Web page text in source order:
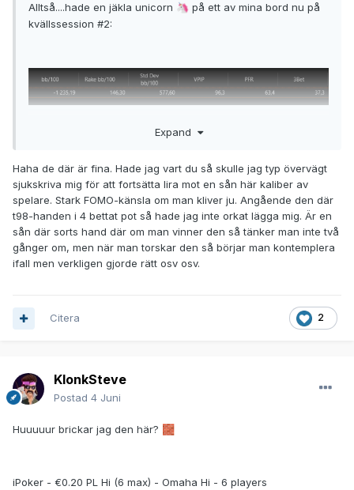
Alltså....hade en jäkla unicorn 🦄 på ett av mina bord nu på
kvällssession #2:
Tyvärr har man ju kneg imorgon, så kan ju inte sitta hela
natten och veva med han, men en balja fick jag iaf plocka:
Hand converted by Holdem Manager 3
Expand
Haha de där är fina. Hade jag vart du så skulle jag typ övervägt
sjukskriva mig för att fortsätta lira mot en sån här kaliber av
spelare. Stark FOMO-känsla om man kliver ju. Angående den där
t98-handen i 4 bettat pot så hade jag inte orkat lägga mig. Är en
sån där sorts hand där om man vinner den så tänker man inte två
gånger om, men när man torskar den så börjar man kontemplera
ifall men verkligen gjorde rätt osv osv.
2
Citera
KlonkSteve
Postad 4 Juni
Huuuuur brickar jag den här? 🧱
iPoker - €0.20 PL Hi (6 max) - Omaha Hi - 6 players